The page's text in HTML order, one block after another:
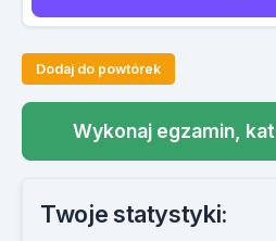
Dodaj do powtórek
Wykonaj egzamin,
Twoje statystyki: